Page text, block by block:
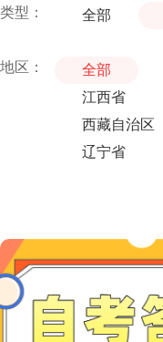
类型： 全部
地区： 全部
江西省
西藏自治区
辽宁省